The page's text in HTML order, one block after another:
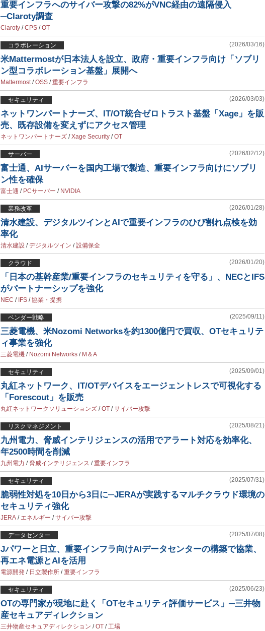
重要インフラへのサイバー攻撃の82%がVNC経由の遠隔侵入
─Claroty調査
Claroty /CPS /OT
コラボレーション (2026/03/16)
米Mattermostが日本法人を設立、政府・重要インフラ向け「ソブリ
ン型コラボレーション基盤」展開へ
Mattermost/OSS /重要インフラ
セキュリティ (2026/03/03)
ネットワンパートナーズ、IT/OT統合ゼロトラスト基盤「Xage」を販
売、既存設備を変えずにアクセス管理
ネットワンパートナーズ /Xage Security /OT
サーバー (2026/02/12)
富士通、AIサーバーを国内工場で製造、重要インフラ向けにソブリ
ン性を確保
富士通 / PCサーバー / NVIDIA
業務改革 (2026/01/28)
清水建設、デジタルツインとAIで重要インフラのひび割れ点検を効
率化
清水建設 /デジタルツイン /設備保全
クラウド (2026/01/20)
「日本の基幹産業/重要インフラのセキュリティを守る」、NECとIFS
がパートナーシップを強化
NEC / IFS /協業・提携
ベンダー戦略 (2025/09/11)
三菱電機、米Nozomi Networksを約1300億円で買収、OTセキュリテ
ィ事業を強化
三菱電機 / Nozomi Networks / M＆A
セキュリティ (2025/09/01)
丸紅ネットワーク、IT/OTデバイスをエージェントレスで可視化する
「Forescout」を販売
丸紅ネットワークソリューションズ /OT /サイバー攻撃
リスクマネジメント (2025/08/21)
九州電力、脅威インテリジェンスの活用でアラート対応を効率化、
年2500時間を削減
九州電力 /脅威インテリジェンス /重要インフラ
セキュリティ (2025/07/31)
脆弱性対処を10日から3日に─JERAが実践するマルチクラウド環境の
セキュリティ強化
JERA / エネルギー /サイバー攻撃
データセンター (2025/07/08)
Jパワーと日立、重要インフラ向けAIデータセンターの構築で協業、
再エネ電源とAIを活用
電源開発 / 日立製作所 /重要インフラ
セキュリティ (2025/06/23)
OTの専門家が現地に赴く「OTセキュリティ評価サービス」─三井物
産セキュアディレクション
三井物産セキュアディレクション /OT /工場